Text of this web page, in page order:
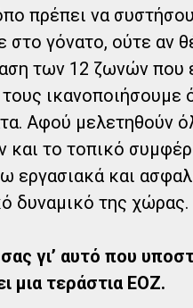
πρέπει να
στο γόνατο, ούτε αν
των 12 ζωνών που
ικανοποιήσουμε
Αφού μελετηθούν
και το τοπικό
εργασιακά και
δυναμικό της χώρας.
γι’ αυτό που
μια τεράστια ΕΟΖ.